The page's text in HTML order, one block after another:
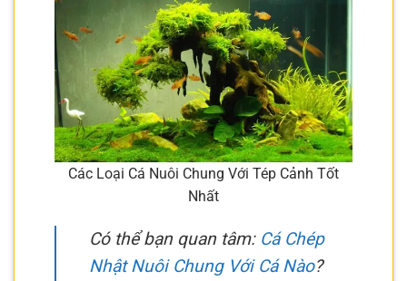
Các Loại Cá Nuôi Chung Với Tép Cảnh Tốt
Nhất
Có thể bạn quan tâm: Cá Chép
Nhật Nuôi Chung Với Cá Nào?